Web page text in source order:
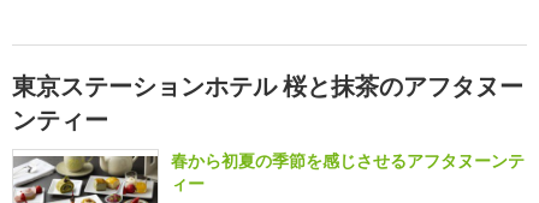
東京ステーションホテル 桜と抹茶のアフタヌー
ンティー
春から初夏の季節を感じさせるアフタヌーンテ
ィー